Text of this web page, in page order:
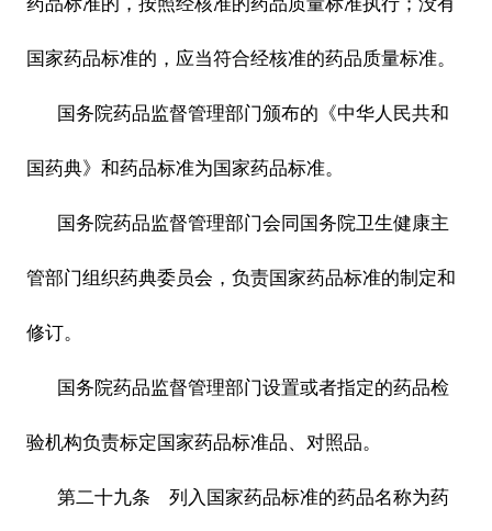
国家药品标准的，应当符合经核准的药品质量标准。
国务院药品监督管理部门颁布的《中华人民共和
国药典》和药品标准为国家药品标准。
国务院药品监督管理部门会同国务院卫生健康主
管部门组织药典委员会，负责国家药品标准的制定和
修订。
国务院药品监督管理部门设置或者指定的药品检
验机构负责标定国家药品标准品、对照品。
第二十九条 列入国家药品标准的药品名称为药